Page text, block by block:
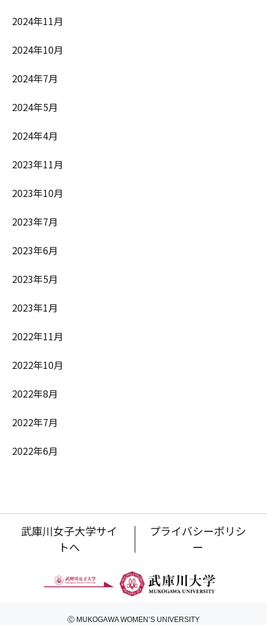
2024年11月
2024年10月
2024年7月
2024年5月
2024年4月
2023年11月
2023年10月
2023年7月
2023年6月
2023年5月
2023年1月
2022年11月
2022年10月
2022年8月
2022年7月
2022年6月
武庫川女子大学サイ
トへ
プライバシーポリシ
ー
Ⓒ MUKOGAWA WOMEN’S UNIVERSITY